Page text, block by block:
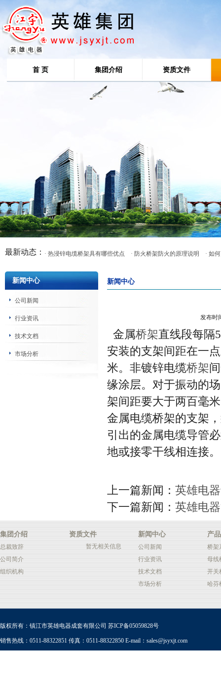
首 页 集团介绍 资质文件
最新动态： · 热浸锌电缆桥架具有哪些优点 · 防火桥架防火的原理说明 · 如
新闻中心
公司新闻
行业资讯
技术文档
市场分析
新闻中心
发布时
金属桥架直线段每隔
安装的支架间距在一
米。非镀锌电缆桥架
缘涂层。对于振动的
架间距要大于两百毫
金属电缆桥架的支架
引出的金属电缆导管
地或接零干线相连接。
上一篇新闻： 英雄电
下一篇新闻： 英雄电
集团介绍
总裁致辞
公司简介
组织机构
资质文件
暂无相关信息
新闻中心
公司新闻
行业资讯
技术文档
市场分析
产
桥架
母线
开关
哈芬
版权所有：镇江市英雄电器成套有限公司 苏ICP备05059828号
销售热线：0511-88322851 传真：0511-88322850 E-mail： sales@jsyxjt.com